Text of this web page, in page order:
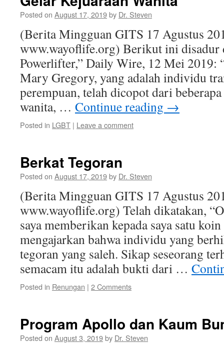
Posted on August 17, 2019by Dr. Steven
(Berita Mingguan GITS 17 Agustus
www.wayoflife.org) Berikut ini disadur
Powerlifter,” Daily Wire, 12 Mei 2019:
Mary Gregory, yang adalah individu
perempuan, telah dicopot dari
wanita, … Continue reading →
Posted in LGBT | Leave a comment
Berkat Tegoran
Posted on August 17, 2019by Dr. Steven
(Berita Mingguan GITS 17 Agustus
www.wayoflife.org) Telah dikatakan,
saya memberikan kepada saya satu
mengajarkan bahwa individu yang
tegoran yang saleh. Sikap seseorang
semacam itu adalah bukti dari …
Posted in Renungan | 2 Comments
Program Apollo dan Kaum
Posted on August 3, 2019by Dr. Steven